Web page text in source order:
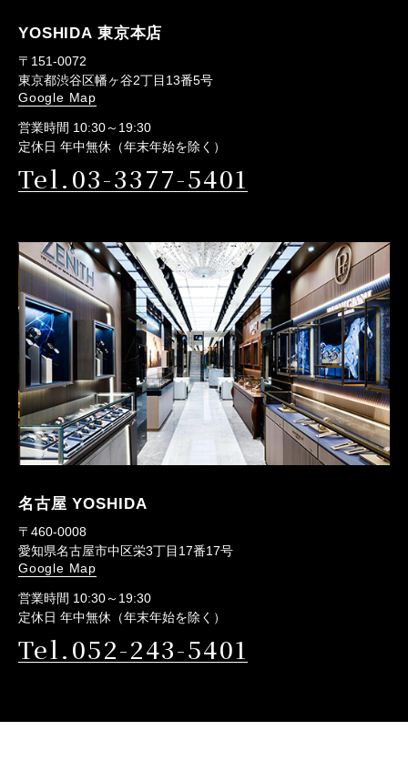
YOSHIDA 東京本店
〒151-0072
東京都渋谷区幡ヶ谷2丁目13番5号
Google Map
営業時間 10:30～19:30
定休日 年中無休（年末年始を除く）
Tel.03-3377-5401
名古屋 YOSHIDA
〒460-0008
愛知県名古屋市中区栄3丁目17番17号
Google Map
営業時間 10:30～19:30
定休日 年中無休（年末年始を除く）
Tel.052-243-5401